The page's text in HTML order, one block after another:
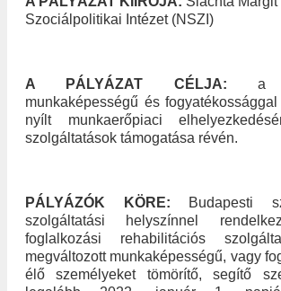
Szociálpolitikai Intézet (NSZI)
A PÁLYÁZAT CÉLJA: a
munkaképességű és
nyílt munkaerőpiaci
szolgáltatások támogatása révén.
PÁLYÁZÓK KÖRE:
Budapesti
szolgáltatási helyszínnel
foglalkozási rehabilitációs
megváltozott munkaképességű, vagy
élő személyeket tömörítő, segítő